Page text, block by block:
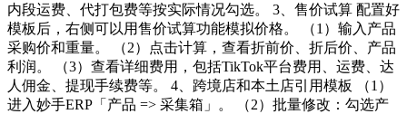
内段运费、代打包费等按实际情况勾选。 3、售价试算 配置好
模板后，右侧可以用售价试算功能模拟价格。 （1）输入产品
采购价和重量。 （2）点击计算，查看折前价、折后价、产品
利润。 （3）查看详细费用，包括TikTok平台费用、运费、达
人佣金、提现手续费等。 4、跨境店和本土店引用模板 （1）
进入妙手ERP「产品 => 采集箱」。 （2）批量修改：勾选产